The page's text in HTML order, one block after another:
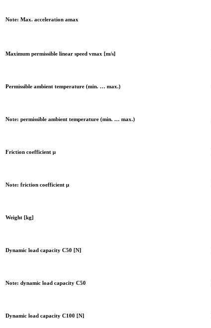
Note: Max. acceleration amax
Maximum permissible linear speed vmax [m/s]
Permissible ambient temperature (min. … max.)
Note: permissible ambient temperature (min. … max.)
Friction coefficient μ
Note: friction coefficient μ
Weight [kg]
Dynamic load capacity C50 [N]
Note: dynamic load capacity C50
Dynamic load capacity C100 [N]